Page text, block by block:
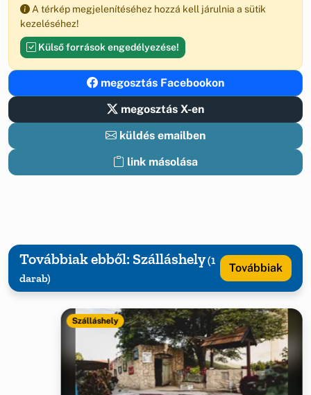
A térkép megjelenítéséhez hozzá kell járulnia a sütik
kezeléséhez!
Külső források engedélyezése!
megosztás Facebookon
megosztás X-en
küldés emailben
link másolása
Továbbiak ebből: Szálláshely(1
darab)
Továbbiak
Szálláshely